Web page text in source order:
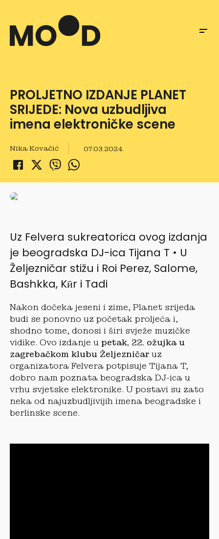
PROLJETNO IZDANJE PLANET
SRIJEDE: Nova uzbudljiva
imena elektroničke scene
Nika Kovačić 07.03.2024.
Uz Felvera sukreatorica ovog izdanja
je beogradska DJ-ica Tijana T • U
Željezničar stižu i Roi Perez, Salome,
Bashkka, Kӣr i Tadi
Nakon dočeka jeseni i zime, Planet srijeda
budi se ponovno uz početak proljeća i,
shodno tome, donosi i širi svježe muzičke
vidike. Ovo izdanje u petak, 22. ožujka u
zagrebačkom klubu Željezničar uz
organizatora Felvera potpisuje Tijana T,
dobro nam poznata beogradska DJ-ica u
vrhu svjetske elektronike. U postavi su zato
neka od najuzbudljivijih imena beogradske i
berlinske scene.